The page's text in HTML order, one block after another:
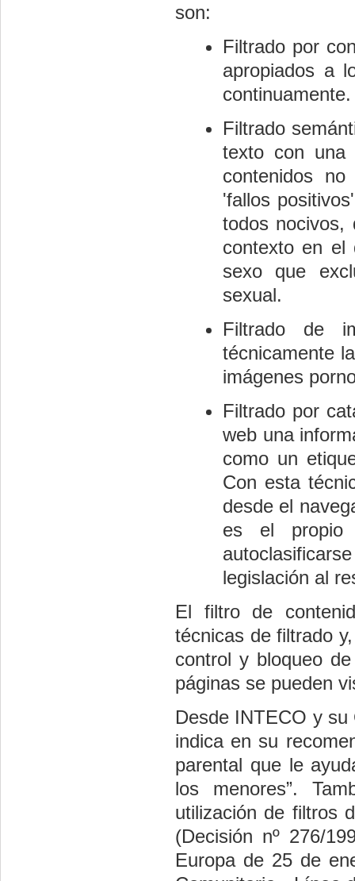
son:
Filtrado por
apropiados a
continuamente.
Filtrado
texto con una
contenidos
'fallos
todos nocivos,
contexto en el
sexo que
sexual.
Filtrado de
técnicamente
imágenes
Filtrado por
web una
como un
Con esta
desde el
es el propio
legislación al
El filtro de
técnicas de filtrado
control y bloqueo
páginas se pueden
Desde INTECO y
indica en su
parental que le
los menores”.
utilización de filtros
(Decisión nº 276/
Europa de 25 de